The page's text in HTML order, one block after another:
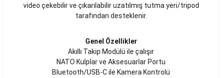
video çekebilir ve çıkarılabilir uzatılmış tutma yeri/tripod
tarafından desteklenir.
Genel Özellikler
Akıllı Takip Modülü ile çalışır
NATO Kulplar ve Aksesuarlar Portu
Bluetooth/USB-C ile Kamera Kontrolü